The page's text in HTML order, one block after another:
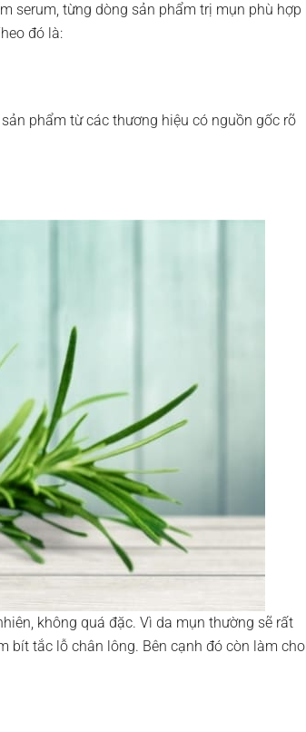
serum, từng dòng sản phẩm trị mụn phù hợp
đó là:
phẩm từ các thương hiệu có nguồn gốc rõ
không quá đặc. Vì da mụn thường sẽ rất
bít tắc lỗ chân lông. Bên cạnh đó còn làm cho